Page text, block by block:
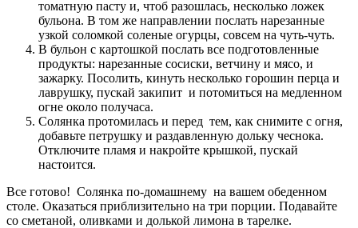
томатную пасту и, чтоб разошлась, несколько ложек
бульона. В том же направлении послать нарезанные
узкой соломкой соленые огурцы, совсем на чуть-чуть.
В бульон с картошкой послать все подготовленные
продукты: нарезанные сосиски, ветчину и мясо, и
зажарку. Посолить, кинуть несколько горошин перца и
лаврушку, пускай закипит и потомиться на медленном
огне около получаса.
Солянка протомилась и перед тем, как снимите с огня,
добавьте петрушку и раздавленную дольку чеснока.
Отключите пламя и накройте крышкой, пускай
настоится.
Все готово! Солянка по-домашнему на вашем обеденном
столе. Оказаться приблизительно на три порции. Подавайте
со сметаной, оливками и долькой лимона в тарелке.